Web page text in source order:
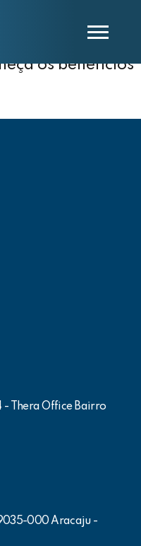
os benefícios
- Thera Office Bairro
000 Aracaju -